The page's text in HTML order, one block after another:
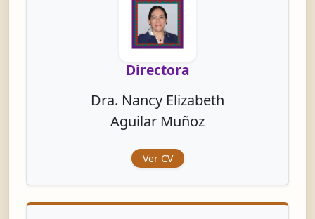
Directora
Dra. Nancy Elizabeth
Aguilar Muñoz
Ver CV